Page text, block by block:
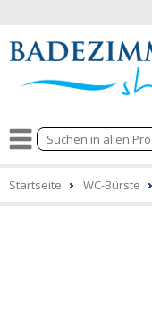
Startseite WC-Bürste